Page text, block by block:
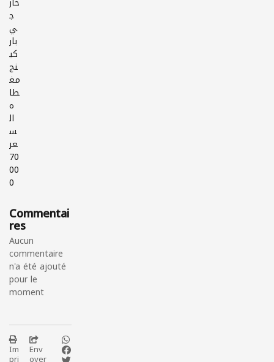
ج
ي
بار
كي
نج
مغ
طا
ه
ال
س
عر
70
00
0
Commentai
res
Aucun
commentaire
n'a été ajouté
pour le
moment
Im Env